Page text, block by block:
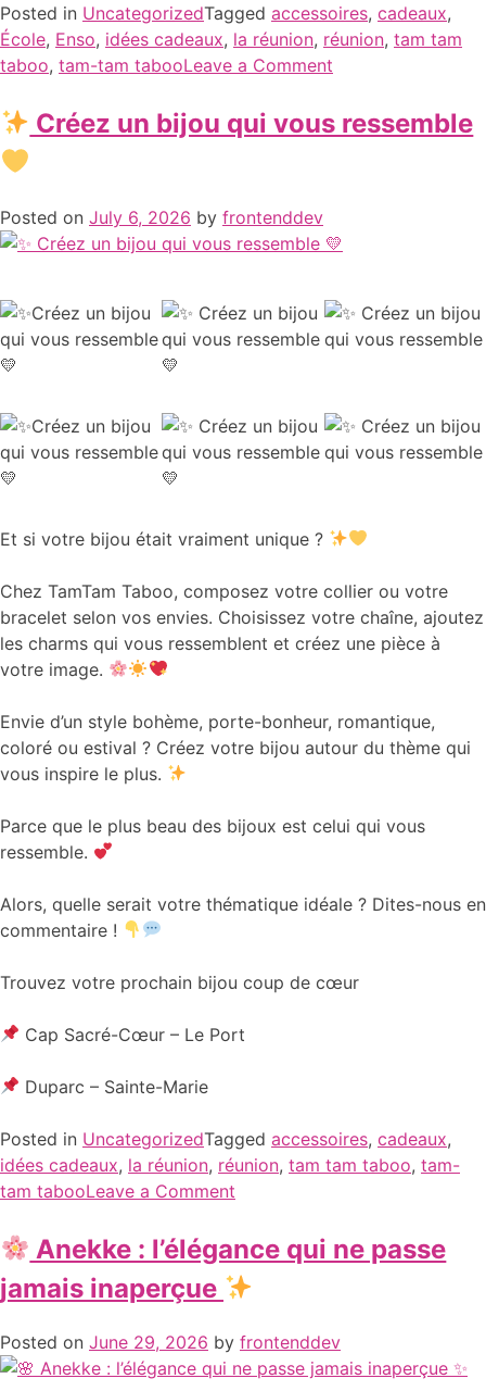
Posted in UncategorizedTagged accessoires, cadeaux,
École, Enso, idées cadeaux, la réunion, réunion, tam tam
taboo, tam-tam tabooLeave a Comment
Créez un bijou qui vous ressemble
Posted on July 6, 2026 by frontenddev
Et si votre bijou était vraiment unique ?
Chez TamTam Taboo, composez votre collier ou votre
bracelet selon vos envies. Choisissez votre chaîne, ajoutez
les charms qui vous ressemblent et créez une pièce à
votre image.
Envie d’un style bohème, porte-bonheur, romantique,
coloré ou estival ? Créez votre bijou autour du thème qui
vous inspire le plus.
Parce que le plus beau des bijoux est celui qui vous
ressemble.
Alors, quelle serait votre thématique idéale ? Dites-nous en
commentaire !
Trouvez votre prochain bijou coup de cœur
Cap Sacré-Cœur – Le Port
Duparc – Sainte-Marie
Posted in UncategorizedTagged accessoires, cadeaux,
idées cadeaux, la réunion, réunion, tam tam taboo, tam-
tam tabooLeave a Comment
Anekke : l’élégance qui ne passe
jamais inaperçue
Posted on June 29, 2026 by frontenddev